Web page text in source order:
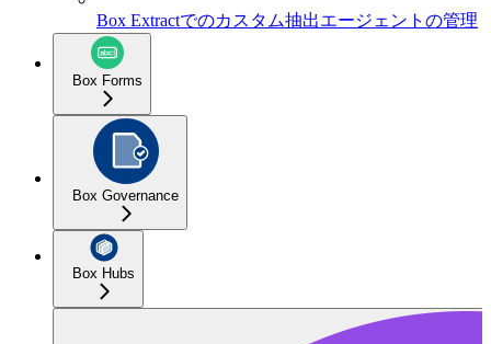
Box Extractでのカスタム抽出エージェントの管理
Box Forms
Box Governance
Box Hubs